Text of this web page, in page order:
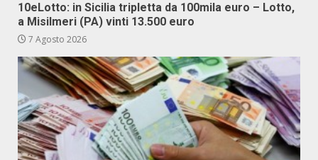
10eLotto: in Sicilia tripletta da 100mila euro – Lotto,
a Misilmeri (PA) vinti 13.500 euro
7 Agosto 2026